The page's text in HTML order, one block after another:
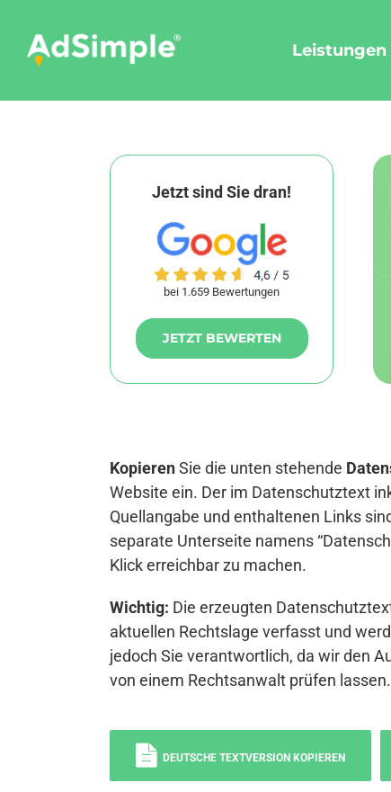
content
Leistungen
Jetzt sind Sie dran!
bei 1.659 Bewertungen
JETZT BEWERTEN
KopierenSie die unten stehende
Website ein. Der im Datenschutztext
Quellangabe und enthaltenen Links
separate Unterseite namens
Klick erreichbar zu machen.
Wichtig: Die erzeugten
aktuellen Rechtslage verfasst und
jedoch Sie verantwortlich, da wir den
von einem Rechtsanwalt prüfen
DEUTSCHE TEXTVERSION KOPIEREN